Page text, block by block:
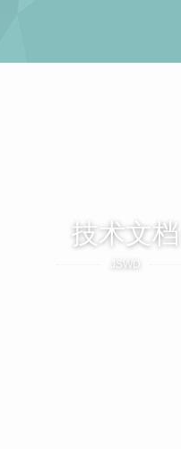
技术文档
JSWD